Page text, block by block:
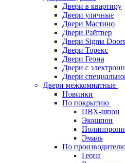
Двери в квартиру
Двери уличные
Двери Мастино
Двери Райтвер
Двери Sigma Doors
Двери Торекс
Двери Геона
Двери с
Двери
Двери межкомнатные
Новинки
По покрытию
ПВХ-шпон
Экошпон
Эмаль
По
Геона